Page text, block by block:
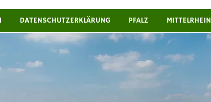
DATENSCHUTZERKLÄRUNG PFALZ MITTELRHEIN